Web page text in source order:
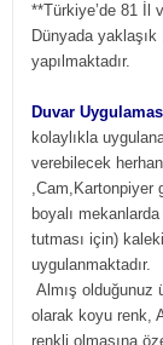
**Türkiye’de 81 İl
Dünyada
yapılmaktadır.
Duvar
kolaylıkla
verebilecek
,Cam,Kartonpiyer
boyalı
tutması için)
uygulanmaktadır.
Almış olduğunuz
olarak koyu renk,
renkli olmasına